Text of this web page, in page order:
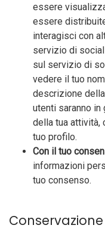
essere
essere
interagisci con
servizio di
sul servizio di
vedere il tuo
descrizione
utenti saranno
della tua attività,
tuo profilo.
Con il tuo
informazioni
tuo consenso.